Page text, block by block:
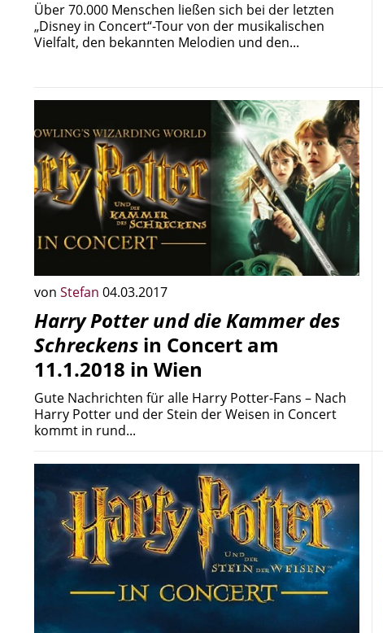
Über 70.000 Menschen ließen sich bei der letzten
„Disney in Concert“-Tour von der musikalischen
Vielfalt, den bekannten Melodien und den...
von Stefan 04.03.2017
Harry Potter und die Kammer des
Schreckens in Concert am
11.1.2018 in Wien
Gute Nachrichten für alle Harry Potter-Fans – Nach
Harry Potter und der Stein der Weisen in Concert
kommt in rund...